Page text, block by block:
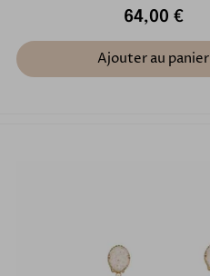
64,00 €
Ajouter au panier